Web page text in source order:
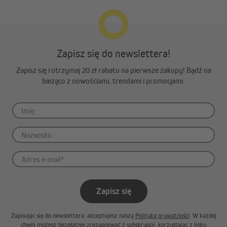
mogłoby spowodować jej odklejenie.
Łatwa obsługa za pomocą łańcuszka
Zapisz się do newslettera!
Zapisz się i otrzymaj 20 zł rabatu na pierwsze zakupy! Bądź na
bieżąco z nowościami, trendami i promocjami.
Zapisz się
Zapisując się do newslettera, akceptujesz naszą Polityka prywatności. W każdej
chwili możesz bezpłatnie zrezygnować z subskrypcji, korzystając z linku